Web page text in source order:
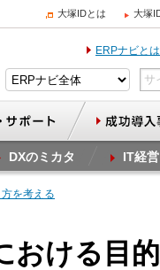
大塚IDとは 大塚
ERPナビとは
DXのミカタ IT経
を考える
ける目的